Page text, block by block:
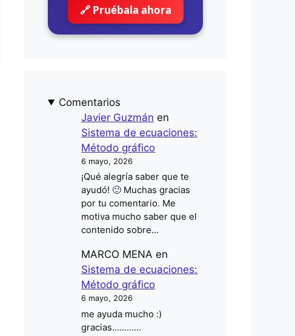
🔗 Pruébala ahora
Comentarios
Javier Guzmán en
Sistema de ecuaciones:
Método gráfico
6 mayo, 2026
¡Qué alegría saber que te
ayudó! 🙂 Muchas gracias
por tu comentario. Me
motiva mucho saber que el
contenido sobre…
MARCO MENA en
Sistema de ecuaciones:
Método gráfico
6 mayo, 2026
me ayuda mucho :)
gracias............